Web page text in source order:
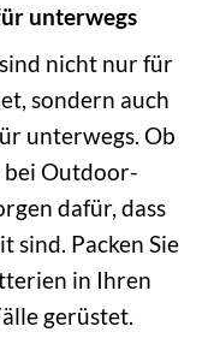
unterwegs
nicht nur für
sondern auch
unterwegs. Ob
bei Outdoor-
dafür, dass
sind. Packen Sie
in Ihren
gerüstet.